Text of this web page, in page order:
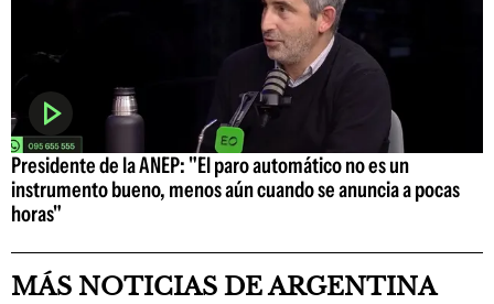
Presidente de la ANEP: "El paro automático no es un
instrumento bueno, menos aún cuando se anuncia a pocas
horas"
MÁS NOTICIAS DE ARGENTINA